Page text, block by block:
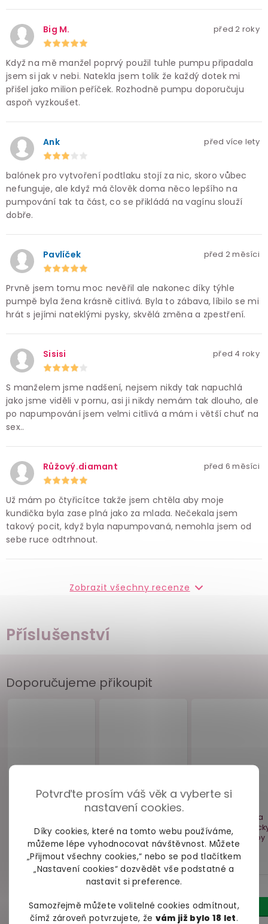
Potvrďte prosím váš věk a vyberte si
nastavení cookies.
Díky cookies, které na tomto webu používáme,
můžeme lépe vyhodnocovat návštěvnost. Můžete
„Přijmout všechny cookies,“ nebo se pod tlačítkem
„Nastavení cookies“ dozvědět vše podstatné a
nastavit si preference.
Samozřejmě můžete volitelné cookies odmítnout,
čímž zároveň potvrzujete, že vám již bylo 18 let.
Příslušenství
Big M. před 2 roky
Když na mě manžel poprvý použil tuhle pumpu připadala
jsem si jak v nebi. Natekla jsem tolik že každý dotek mi
přišel jako milion peříček. Rozhodně pumpu doporučuju
aspoň vyzkoušet.
Ank před více lety
balónek pro vytvoření podtlaku stojí za nic, skoro vůbec
nefunguje, ale když má člověk doma něco lepšího na
pumpování tak ta část, co se přikládá na vagínu slouží
dobře.
Pavlíček před 2 měsíci
Prvně jsem tomu moc nevěřil ale nakonec díky týhle
pumpě byla žena krásně citlivá. Byla to zábava, líbilo se mi
hrát s jejími nateklými pysky, skvělá změna a zpestření.
Sisisi před 4 roky
S manželem jsme nadšení, nejsem nikdy tak napuchlá
jako jsme viděli v pornu, asi ji nikdy nemám tak dlouho, ale
po napumpování jsem velmi citlivá a mám i větší chuť na
sex..
Růžový.diamant před 6 měsíci
Už mám po čtyřicítce takže jsem chtěla aby moje
kundička byla zase plná jako za mlada. Nečekala jsem
takový pocit, když byla napumpovaná, nemohla jsem od
sebe ruce odtrhnout.
Zobrazit všechny recenze
Doporučujeme přikoupit